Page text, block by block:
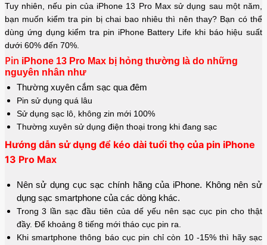
Tuy nhiên, nếu pin của iPhone 13 Pro Max sử dụng sau một năm,
bạn muốn kiểm tra pin bị chai bao nhiêu thì nên thay? Bạn có thể
dùng ứng dụng kiểm tra pin iPhone Battery Life khi báo hiệu suất
dưới 60% đến 70%.
Pin iPhone 13 Pro Max bị hỏng thường là do những
nguyên nhân như
Thường xuyên cắm sạc qua đêm
Pin sử dụng quá lâu
Sử dụng sạc lô, không zin mới 100%
Thường xuyên sử dụng điện thoại trong khi đang sạc
Hướng dẫn sử dụng để kéo dài tuổi thọ của pin iPhone
13 Pro Max
Nên sử dụng cục sạc chính hãng của iPhone. Không nên sử
dụng sạc smartphone của các dòng khác.
Trong 3 lần sạc đầu tiên của dế yếu nên sạc cục pin cho thật
đầy. Để khoảng 8 tiếng mới tháo cục pin ra.
Khi smartphone thông báo cục pin chỉ còn 10 -15% thì hãy sạc